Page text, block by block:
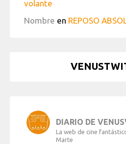
volante
Nombre en REPOSO
DIARIO DE
La web de cine
Marte